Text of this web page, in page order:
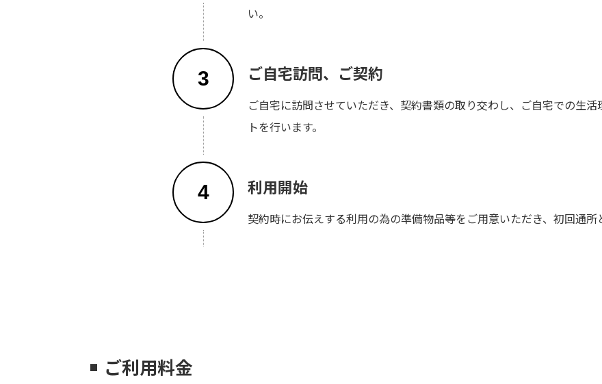
い。
3 ご自宅訪問、ご契約
ご自宅に訪問させていただき、契約書類の取り交わし、ご自宅での生
トを行います。
4 利用開始
契約時にお伝えする利用の為の準備物品等をご用意いただき、初回通所
ご利用料金